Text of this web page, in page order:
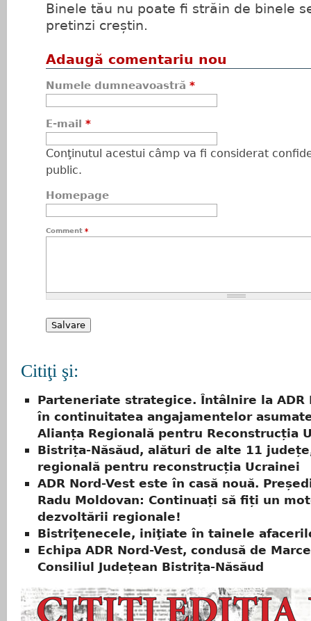
Binele tău nu poate fi străin de binele
pretinzi creștin.
Adaugă comentariu nou
Numele dumneavoastră *
E-mail *
Conţinutul acestui câmp va fi considerat
public.
Homepage
Comment *
Citiţi şi:
Parteneriate strategice. Întâlnire la ADR
în continuitatea angajamentelor
Alianța Regională pentru Reconstrucția
Bistrița-Năsăud, alături de alte 11
regională pentru reconstrucția Ucrainei
ADR Nord-Vest este în casă nouă.
Radu Moldovan: Continuați să fiți un
dezvoltării regionale!
Bistriţenecele, iniţiate în tainele
Echipa ADR Nord-Vest, condusă de
Consiliul Județean Bistrița-Năsăud